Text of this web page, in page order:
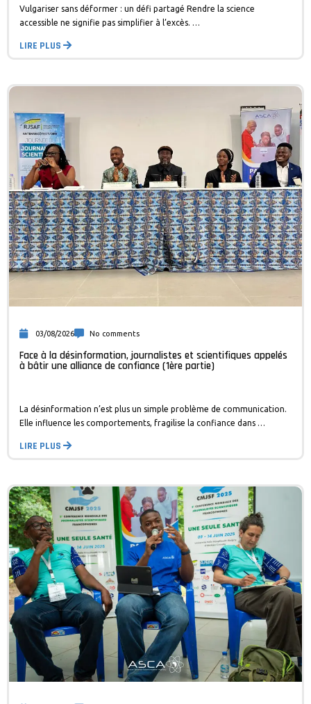
Vulgariser sans déformer : un défi partagé Rendre la science
accessible ne signifie pas simplifier à l’excès. …
LIRE PLUS
03/08/2026 No comments
Face à la désinformation, journalistes et scientifiques appelés
à bâtir une alliance de confiance (1ère partie)
La désinformation n’est plus un simple problème de communication.
Elle influence les comportements, fragilise la confiance dans …
LIRE PLUS